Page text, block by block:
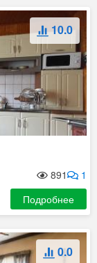
10.0
1
891
Подробнее
0.0